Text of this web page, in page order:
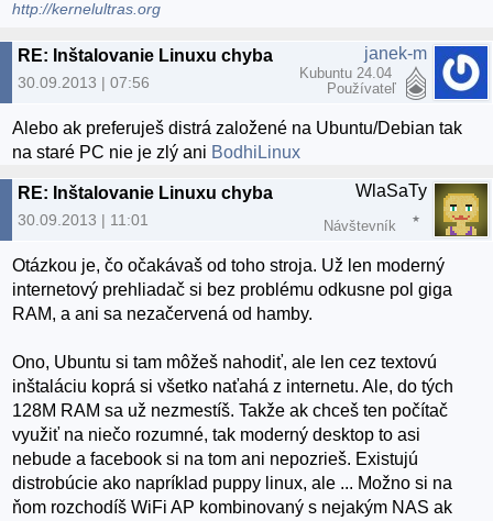
http://kernelultras.org
RE: Inštalovanie Linuxu chyba
30.09.2013 | 07:56
janek-m
Kubuntu 24.04
Používateľ
Alebo ak preferuješ distrá založené na Ubuntu/Debian tak
na staré PC nie je zlý ani BodhiLinux
RE: Inštalovanie Linuxu chyba
30.09.2013 | 11:01
WlaSaTy
Návštevník
Otázkou je, čo očakávaš od toho stroja. Už len moderný
internetový prehliadač si bez problému odkusne pol giga
RAM, a ani sa nezačervená od hamby.
Ono, Ubuntu si tam môžeš nahodiť, ale len cez textovú
inštaláciu koprá si všetko naťahá z internetu. Ale, do tých
128M RAM sa už nezmestíš. Takže ak chceš ten počítač
využiť na niečo rozumné, tak moderný desktop to asi
nebude a facebook si na tom ani nepozrieš. Existujú
distrobúcie ako napríklad puppy linux, ale ... Možno si na
ňom rozchodíš WiFi AP kombinovaný s nejakým NAS ak